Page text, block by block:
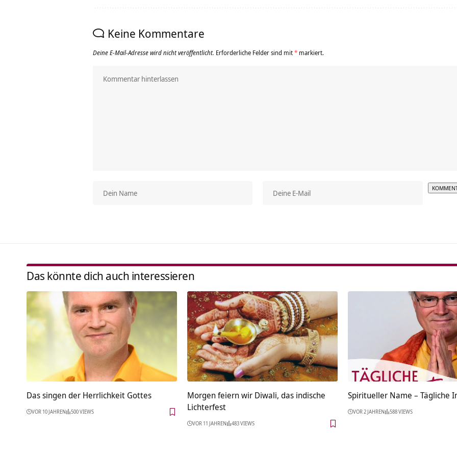
Keine Kommentare
Deine E-Mail-Adresse wird nicht veröffentlicht. Erforderliche Felder sind mit* markiert.
Das könnte dich auch interessieren
Das singen der Herrlichkeit Gottes
VOR 10 JAHREN 500 VIEWS
Morgen feiern wir Diwali, das indische
Lichterfest
VOR 11 JAHREN 483 VIEWS
Spiritueller Name – Tägliche
VOR 2 JAHREN 588 VIEWS